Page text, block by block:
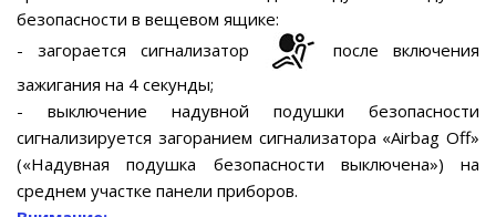
безопасности в вещевом ящике:
- загорается сигнализатор
после включения
зажигания на 4 секунды;
- выключение надувной подушки безопасности
сигнализируется загоранием сигнализатора «Airbag Off»
(«Надувная подушка безопасности выключена») на
среднем участке панели приборов.